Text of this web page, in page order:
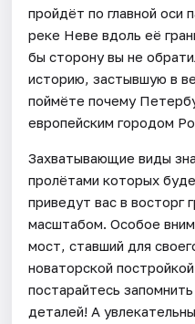
пройдёт по главной оси
реке Неве вдоль её
бы сторону вы не
историю, застывшую в
поймёте почему
европейским городом
Захватывающие виды
пролётами которых
приведут вас в восторг
масштабом. Особое
мост, ставший для
новаторской
постарайтесь
деталей! А